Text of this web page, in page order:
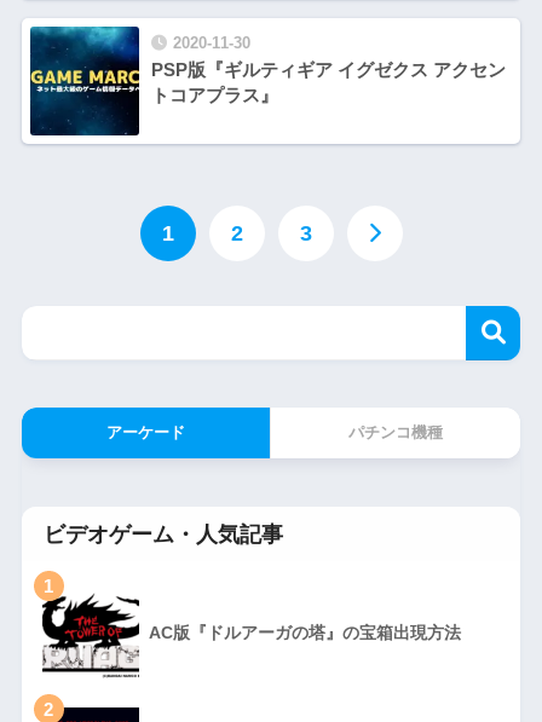
2020-11-30
PSP版『ギルティギア イグゼクス アクセン
トコアプラス』
1 2 3
アーケード パチンコ機種
ビデオゲーム・人気記事
1
AC版『ドルアーガの塔』の宝箱出現方法
2